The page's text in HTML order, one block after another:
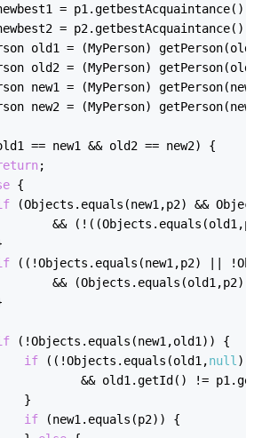
= p1.getbestAcquaintance()
= p2.getbestAcquaintance()
old1 = (MyPerson) get
Person(
old2 = (MyPerson) get
Person(
new1 = (MyPerson) get
Person(
new2 = (MyPerson) get
Person(
== new1 && old2 == new2) {
;
{
(Objects . equals(new1,p2) && Objects
&& (!((
Objects .
((!Objects . equals(new1,p2) !
&& (
Objects . equals(old1,p2))
(!Objects . equals(new1,old1)) {
if ((!Objects . equals(old1,null ))
&& old1.get
Id() != p1.get
}
if (new1.equals(p2)) {